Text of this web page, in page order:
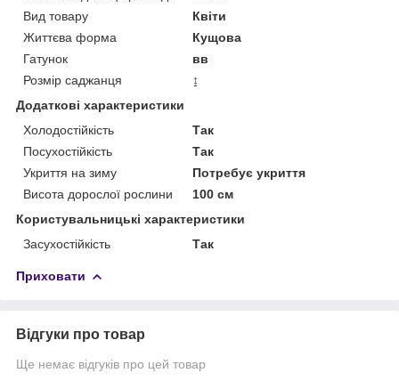
Вид товару
Квіти
Життєва форма
Кущова
Гатунок
вв
Розмір саджанця
↨
Додаткові характеристики
Холодостійкість
Так
Посухостійкість
Так
Укриття на зиму
Потребує укриття
Висота дорослої рослини
100 см
Користувальницькі характеристики
Засухостійкість
Так
Приховати
Відгуки про товар
Ще немає відгуків про цей товар